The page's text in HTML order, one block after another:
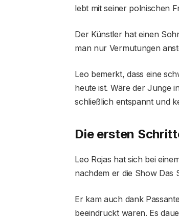
lebt mit seiner polnischen
Der Künstler hat einen
man nur Vermutungen
Leo bemerkt, dass eine
heute ist. Wäre der Junge
schließlich entspannt und
Die ersten
Leo Rojas hat sich bei
nachdem er die Show Das
Er kam auch dank
beeindruckt waren. Es